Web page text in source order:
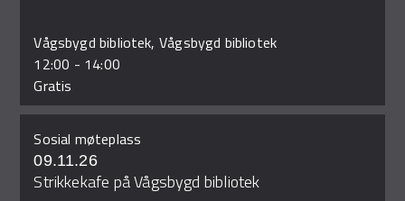
Vågsbygd bibliotek, Vågsbygd bibliotek
12:00 - 14:00
Gratis
Sosial møteplass
09.11.26
Strikkekafe på Vågsbygd bibliotek